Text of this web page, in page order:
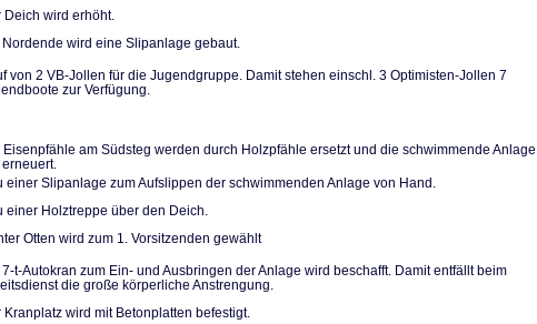
Deich wird erhöht.
Nordende wird eine Slip­anlage gebaut.
von 2 VB-Jollen für die Jugendgruppe. Damit stehen einschl. 3 Optimi­sten-Jollen 7
zur Verfügung.
Eisenpfähle am Südsteg werden durch Holzpfähle ersetzt und die schwimmende Anlage
erneuert.
einer Slipanlage zum Aufslippen der schwimmenden Anlage von Hand.
einer Holztreppe über den Deich.
Otten wird zum 1. Vorsitzenden gewählt
7-t-Autokran zum Ein- und Ausbringen der Anlage wird beschafft. Damit entfällt beim
die große körperliche Anstrengung.
Kranplatz wird mit Be­tonplatten befestigt.